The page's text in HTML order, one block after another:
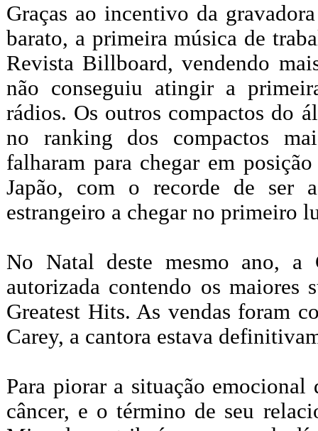
Graças ao incentivo da
barato, a primeira música de
Revista Billboard, vendendo
não conseguiu atingir a
rádios. Os outros compactos do
no ranking dos compactos
falharam para chegar em
Japão, com o recorde de ser
estrangeiro a chegar no primeiro
No Natal deste mesmo ano, a
autorizada contendo os maiores
Greatest Hits. As vendas foram
Carey, a cantora estava
Para piorar a situação
câncer, e o término de seu